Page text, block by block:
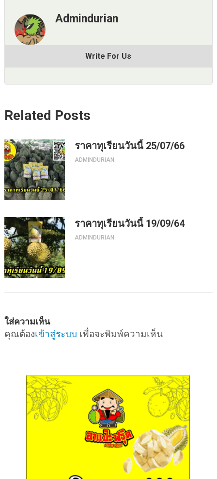
Admindurian
Write For Us
Related Posts
ราคาทุเรียนวันนี้ 25/07/66
ADMINDURIAN
ราคาทุเรียนวันนี้ 19/09/64
ADMINDURIAN
ใส่ความเห็น
คุณต้องเข้าสู่ระบบ เพื่อจะพิมพ์ความเห็น